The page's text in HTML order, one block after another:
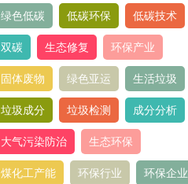
绿色低碳 低碳环保 低碳技术
双碳 生态修复 环保产业
固体废物 绿色亚运 生活垃圾
垃圾成分 垃圾检测 成分分析
大气污染防治 生态环保
煤化工产能 环保行业 环保企业